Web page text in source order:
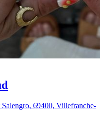
69400, Villefranche-